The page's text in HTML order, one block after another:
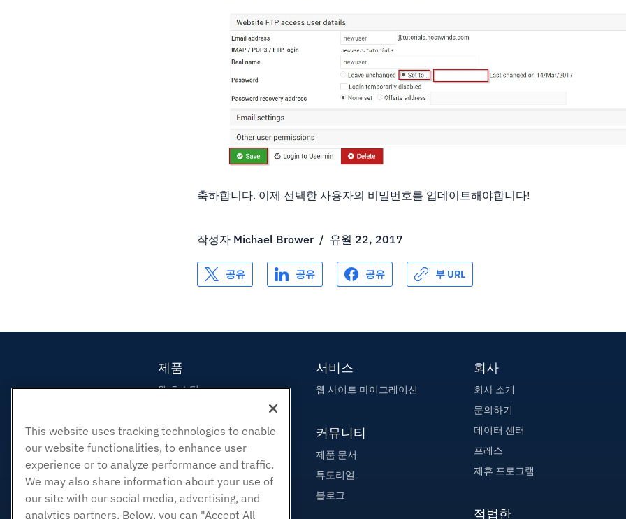
축하합니다. 이제 선택한 사용자의 비밀번호를 업데이트해야합니다!
작성자 Michael Brower / 유월 22, 2017
공유 공유 공유 부 URL
제품
웹 호스팅
리셀러 호스팅
화이트 라벨 리셀러
관리되는 리눅스 VPS
관리되지 않는 리눅스 VPS
관리 창 VPS
서비스
웹 사이트 마이그레이션
커뮤니티
제품 문서
튜토리얼
블로그
회사
회사 소개
문의하기
데이터 센터
프레스
제휴 프로그램
적법한
This website uses tracking technologies to enable
our website functionalities, to enhance user
experience or to analyze performance and traffic.
We may also share information about your use of
our site with our social media, advertising, and
analytics partners. Below, you can "Accept All